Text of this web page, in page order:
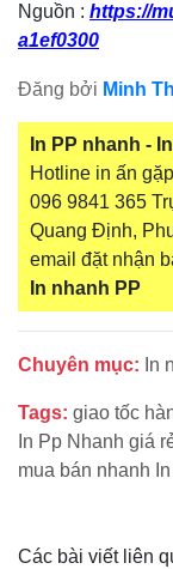
Nguồn : https://
a1ef0300
Đăng bởi Minh
In PP nhanh -
Hotline in ấn
096 9841 365
Quang Định,
email đặt nhận
In nhanh PP
Chuyên mục: In
Tags: giao tốc
In Pp Nhanh giá
mua bán nhanh
Các bài viết liên